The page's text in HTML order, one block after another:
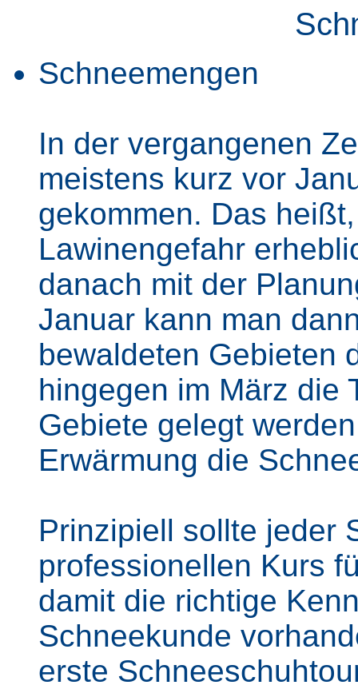
Schneemengen
In der vergangenen
meistens kurz vor
gekommen. Das
Lawinengefahr
danach mit der
Januar kann man
bewaldeten Gebieten
hingegen im März die
Gebiete gelegt
Erwärmung die
Prinzipiell sollte jeder
professionellen Kurs
damit die richtige
Schneekunde
erste